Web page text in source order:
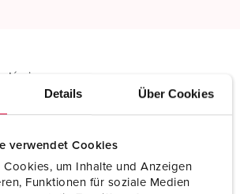
Details Über Cookies
verwendet Cookies
Cookies, um Inhalte und Anzeigen
Funktionen für soziale Medien
técnicas
740
7 p